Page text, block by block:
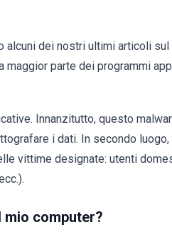
alcuni dei nostri ultimi articoli
parte dei programmi
Innanzitutto, questo
i dati. In secondo
vittime designate: utenti
computer?